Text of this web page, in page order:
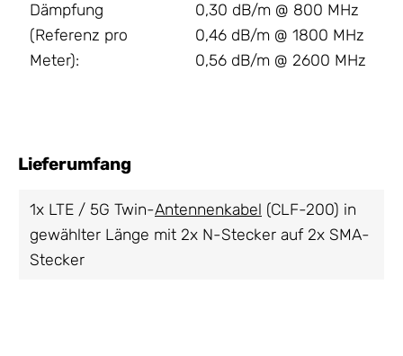
Dämpfung
(Referenz pro
Meter):
0,30 dB/m @ 800 MHz
0,46 dB/m @ 1800 MHz
0,56 dB/m @ 2600 MHz
Lieferumfang
1x LTE / 5G Twin-Antennenkabel (CLF-200) in
gewählter Länge mit 2x N-Stecker auf 2x SMA-
Stecker